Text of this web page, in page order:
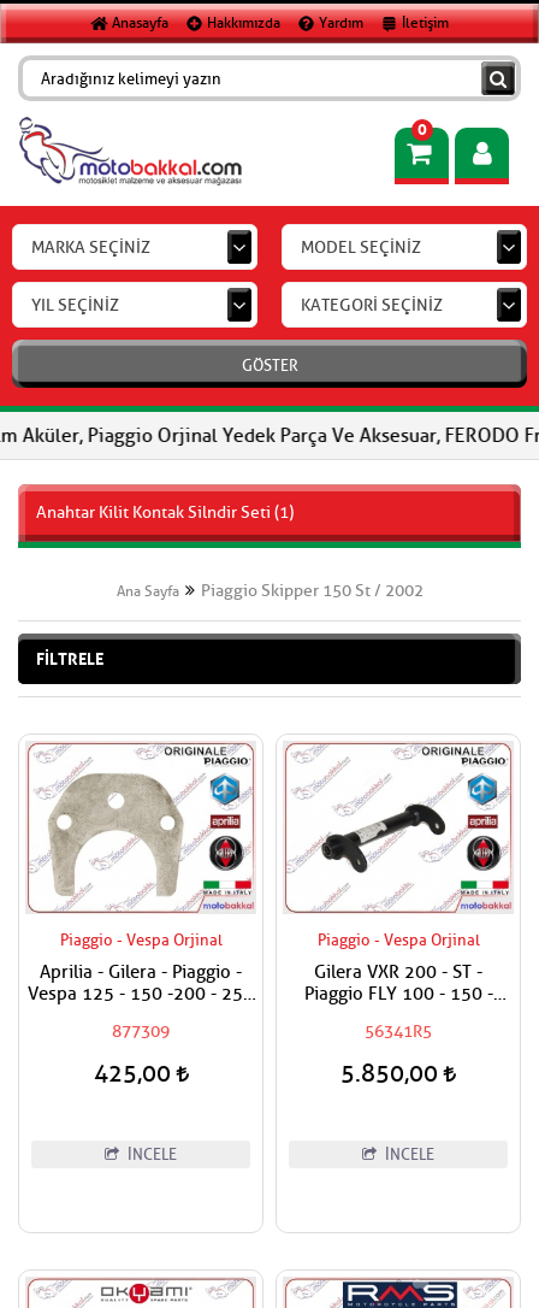
Anasayfa Hakkımızda Yardım İletişim
0
MARKA SEÇİNİZ MODEL SEÇİNİZ
YIL SEÇİNİZ KATEGORİ SEÇİNİZ
GÖSTER
Orjinal Yedek Parça Ve Aksesuar, FERODO Fren
Anahtar Kilit Kontak Silndir Seti (1)
Ana Sayfa Piaggio Skipper 150 St / 2002
FİLTRELE
Piaggio - Vespa Orjinal
Aprilia - Gilera - Piaggio -
Vespa 125 - 150 -200 - 250
Hilali
877309
425,00
İNCELE
Piaggio - Vespa Orjinal
Gilera VXR 200 - ST -
Piaggio FLY 100 - 150 -
Taşıma Demiri / Beşik
Demiri
56341R5
5.850,00
İNCELE